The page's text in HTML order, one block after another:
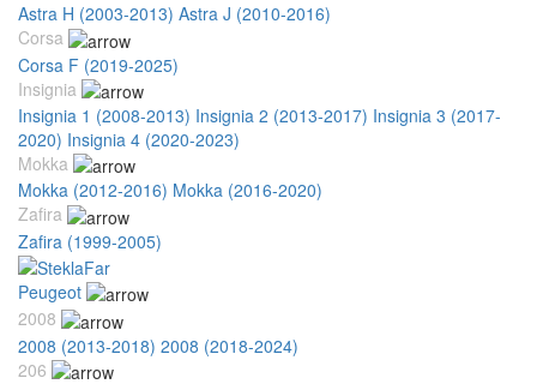
Astra H (2003-2013) Astra J (2010-2016)
Corsa
Corsa F (2019-2025)
Insignia
Insignia 1 (2008-2013) Insignia 2 (2013-2017) Insignia 3 (2017-
2020) Insignia 4 (2020-2023)
Mokka
Mokka (2012-2016) Mokka (2016-2020)
Zafira
Zafira (1999-2005)
Peugeot
2008
2008 (2013-2018) 2008 (2018-2024)
206